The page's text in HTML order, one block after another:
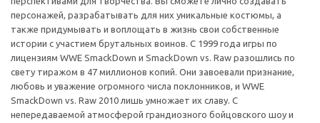
персонажей, разрабатывать для них уникальные костюмы, а
также придумывать и воплощать в жизнь свои собственные
истории с участием брутальных воинов. С 1999 года игры по
лицензиям WWE SmackDown и SmackDown vs. Raw разошлись по
свету тиражом в 47 миллионов копий. Они завоевали признание,
любовь и уважение огромного числа поклонников, и WWE
SmackDown vs. Raw 2010 лишь умножает их славу. С
непередаваемой атмосферой грандиозного бойцовского шоу и